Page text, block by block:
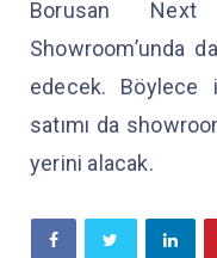
Borusan
Showroom’unda
edecek.
satımı da
yerini alacak.